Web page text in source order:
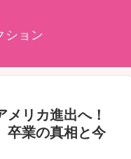
ション
リカ進出へ！
卒業の真相と今